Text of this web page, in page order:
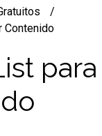
Contenido